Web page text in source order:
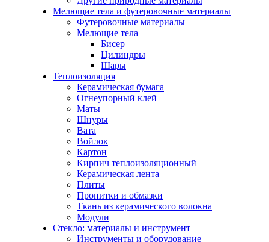
Мелющие тела и футеровочные материалы
Футеровочные материалы
Мелющие тела
Бисер
Цилиндры
Шары
Теплоизоляция
Керамическая бумага
Огнеупорный клей
Маты
Шнуры
Вата
Войлок
Картон
Кирпич теплоизоляционный
Керамическая лента
Плиты
Пропитки и обмазки
Ткань из керамического волокна
Модули
Стекло: материалы и инструмент
Инструменты и оборудование